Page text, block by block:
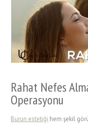
Rahat Nefes
Operasyonu
Burun estetiği hem şekil